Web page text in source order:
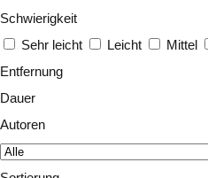
Schwierigkeit
Sehr leicht
Leicht Mittel
Entfernung
Dauer
Autoren